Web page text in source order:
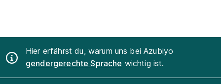
Hier erfährst du, warum uns bei Azubiyo
gendergerechte Sprache wichtig ist.